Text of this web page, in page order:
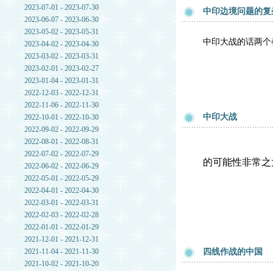
2023-07-01 - 2023-07-30
2023-06-07 - 2023-06-30
2023-05-02 - 2023-05-31
2023-04-02 - 2023-04-30
2023-03-02 - 2023-03-31
2023-02-01 - 2023-02-27
2023-01-04 - 2023-01-31
2022-12-03 - 2022-12-31
2022-11-06 - 2022-11-30
2022-10-01 - 2022-10-30
2022-09-02 - 2022-09-29
2022-08-01 - 2022-08-31
2022-07-02 - 2022-07-29
2022-06-02 - 2022-06-29
2022-05-01 - 2022-05-29
2022-04-01 - 2022-04-30
2022-03-01 - 2022-03-31
2022-02-03 - 2022-02-28
2022-01-01 - 2022-01-29
2021-12-01 - 2021-12-31
2021-11-04 - 2021-11-30
2021-10-02 - 2021-10-20
中印边境问题的复
中印大战的话两
中印大战
的可能性非常
四线作战的中国